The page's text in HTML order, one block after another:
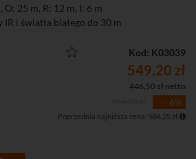
O: 25 m, R: 12 m, I: 6 m
i światła białego do 30 m
H.264+/H.264/
iVMS-4200 i smartfona Hik-Connect
Kod: K03039
549,20 zł
446,50 zł netto
- 6%
Poprzednia najniższa cena: 584,25 zł